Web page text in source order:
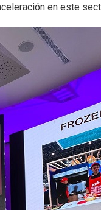
en este